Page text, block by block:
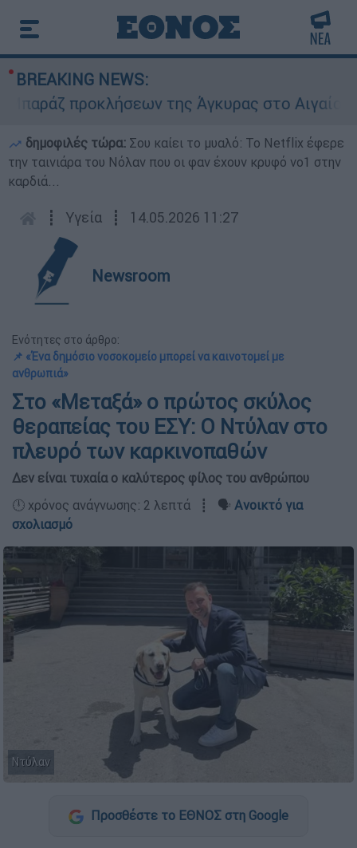
BREAKING NEWS:
προκλήσεων της Άγκυρας στο Αιγαίο:
δημοφιλές τώρα: Σου καίει το μυαλό: Το Netflix έφερε
την ταινιάρα του Νόλαν που οι φαν έχουν κρυφό νο1 στην
καρδιά...
┋ Υγεία ┋ 14.05.2026 11:27
Newsroom
Ενότητες στο άρθρο:
📌 «Ένα δημόσιο νοσοκομείο μπορεί να καινοτομεί με
ανθρωπιά»
Στο «Μεταξά» ο πρώτος σκύλος
θεραπείας του ΕΣΥ: Ο Ντύλαν στο
πλευρό των καρκινοπαθών
Δεν είναι τυχαία ο καλύτερος φίλος του ανθρώπου
🕛 χρόνος ανάγνωσης: 2 λεπτά ┋ 🗣️ Ανοικτό για
σχολιασμό
Ντύλαν
Προσθέστε το ΕΘΝΟΣ στη Google